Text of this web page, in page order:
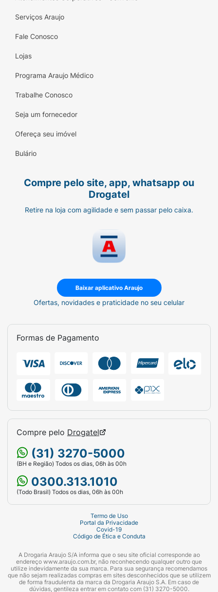
Serviços Araujo
Fale Conosco
Lojas
Programa Araujo Médico
Trabalhe Conosco
Seja um fornecedor
Ofereça seu imóvel
Bulário
Compre pelo site, app, whatsapp ou
Drogatel
Retire na loja com agilidade e sem passar pelo caixa.
Baixar aplicativo Araujo
Ofertas, novidades e praticidade no seu celular
Formas de Pagamento
Compre pelo Drogatel
(31) 3270-5000
(BH e Região) Todos os dias, 06h às 00h
0300.313.1010
(Todo Brasil) Todos os dias, 06h às 00h
Termo de Uso
Portal da Privacidade
Covid-19
Código de Ética e Conduta
A Drogaria Araujo S/A informa que o seu site oficial corresponde ao
endereço www.araujo.com.br, não reconhecendo qualquer outro que
utilize indevidamente da sua marca. Para sua segurança recomendamos
que não sejam realizadas compras em sites desconhecidos que se utilizem
de forma fraudulenta da marca da Drogaria Araujo S.A. Em caso de
dúvidas, gentileza entrar em contato com (31) 3270-5000.